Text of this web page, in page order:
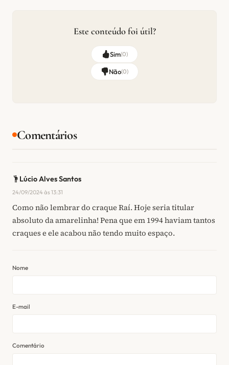
Este conteúdo foi útil?
Sim(0)
Não(0)
Comentários
Lúcio Alves Santos
24/09/2024 às 13:31
Como não lembrar do craque Raí. Hoje seria titular
absoluto da amarelinha! Pena que em 1994 haviam tantos
craques e ele acabou não tendo muito espaço.
Nome
E-mail
Comentário